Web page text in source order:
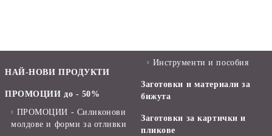
НАЙ-НОВИ ПРОДУКТИ
ПРОМОЦИИ до - 50%
ПРОМОЦИИ - Силиконови
молдове и форми за отливки
Инструменти и пособия
Заготовки и материали за
бижута
Заготовки за картички и
пликове